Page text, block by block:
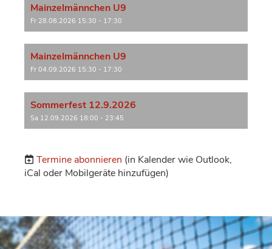
Mainzelmännchen U9
Fr 28.08.2026 15:30 - 17:30
Mainzelmännchen U9
Fr 04.09.2026 15:30 - 17:30
Sommerfest 12.9.2026
Sa 12.09.2026 18:00 - 23:45
Termine abonnieren (in Kalender wie Outlook,
iCal oder Mobilgeräte hinzufügen)